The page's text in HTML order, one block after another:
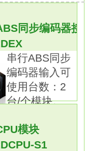
10BASE5。
网络，
题。
同步编码器接
串行ABS同步
编码器输入可
使用台数：2
台/个模块。
模块
S1